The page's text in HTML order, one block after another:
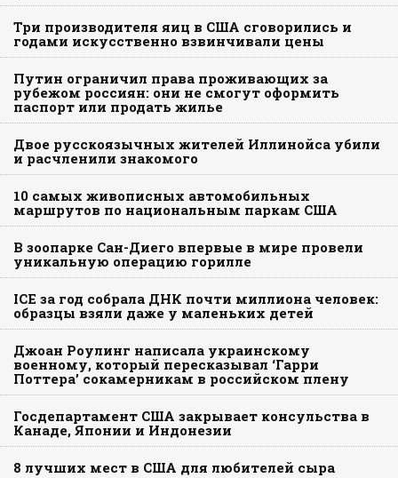
Три производителя яиц в США сговорились и
годами искусственно взвинчивали цены
Путин ограничил права проживающих за
рубежом россиян: они не смогут оформить
паспорт или продать жилье
Двое русскоязычных жителей Иллинойса убили
и расчленили знакомого
10 самых живописных автомобильных
маршрутов по национальным паркам США
В зоопарке Сан-Диего впервые в мире провели
уникальную операцию горилле
ICE за год собрала ДНК почти миллиона человек:
образцы взяли даже у маленьких детей
Джоан Роулинг написала украинскому
военному, который пересказывал ‘Гарри
Поттера’ сокамерникам в российском плену
Госдепартамент США закрывает консульства в
Канаде, Японии и Индонезии
8 лучших мест в США для любителей сыра